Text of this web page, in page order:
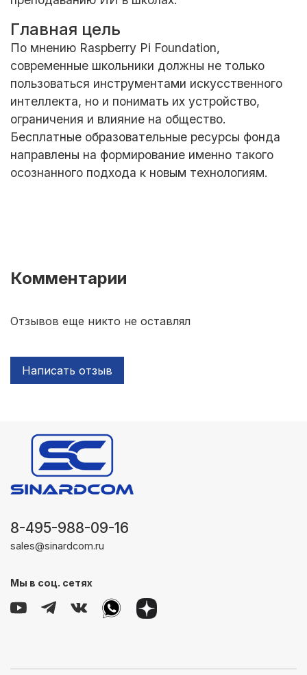
Главная цель
По мнению Raspberry Pi Foundation,
современные школьники должны не только
пользоваться инструментами искусственного
интеллекта, но и понимать их устройство,
ограничения и влияние на общество.
Бесплатные образовательные ресурсы фонда
направлены на формирование именно такого
осознанного подхода к новым технологиям.
Комментарии
Отзывов еще никто не оставлял
Написать отзыв
8-495-988-09-16
sales@sinardcom.ru
Мы в соц. сетях